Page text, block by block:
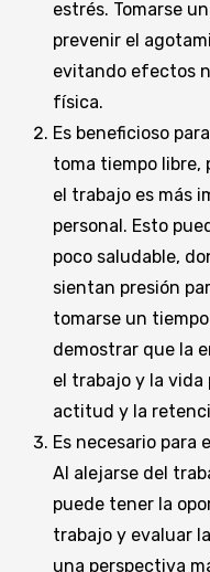
estrés. Tomarse
prevenir el
evitando efectos
física.
Es beneficioso
toma tiempo libre,
el trabajo es más
personal. Esto
poco saludable,
sientan presión
tomarse un
demostrar que la
el trabajo y la vida
actitud y la
Es necesario para
Al alejarse del
puede tener la
trabajo y evaluar
una perspectiva